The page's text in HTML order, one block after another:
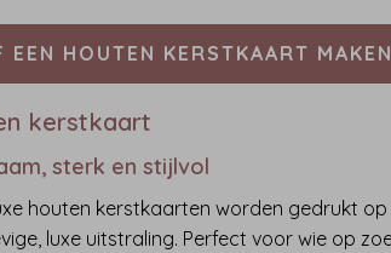
EEN HOUTEN KERSTKAART
kerstkaart
sterk en stijlvol
houten kerstkaarten worden gedrukt
luxe uitstraling. Perfect voor wie op